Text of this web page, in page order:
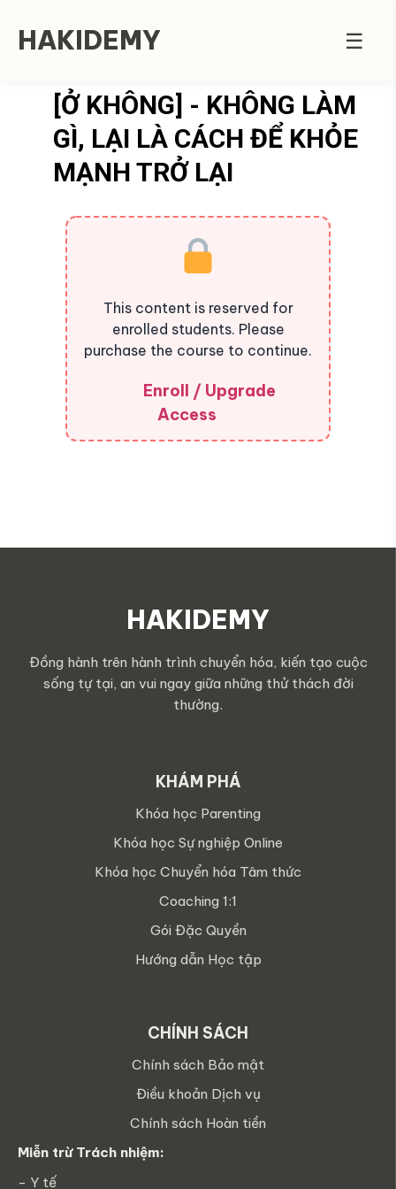
HAKIDEMY ☰
[Ở KHÔNG] - KHÔNG LÀM
GÌ, LẠI LÀ CÁCH ĐỂ KHỎE
MẠNH TRỞ LẠI
This content is reserved for
enrolled students. Please
purchase the course to continue.
Enroll / Upgrade
Access
HAKIDEMY
Đồng hành trên hành trình chuyển hóa, kiến tạo cuộc
sống tự tại, an vui ngay giữa những thử thách đời
thường.
KHÁM PHÁ
Khóa học Parenting
Khóa học Sự nghiệp Online
Khóa học Chuyển hóa Tâm thức
Coaching 1:1
Gói Đặc Quyền
Hướng dẫn Học tập
CHÍNH SÁCH
Chính sách Bảo mật
Điều khoản Dịch vụ
Chính sách Hoàn tiền
Miễn trừ Trách nhiệm:
- Y tế